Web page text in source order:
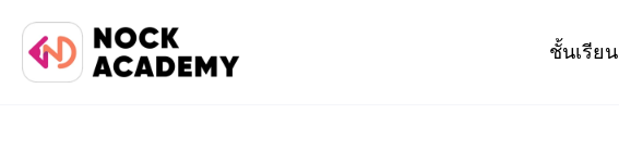
ชั้นเรียน